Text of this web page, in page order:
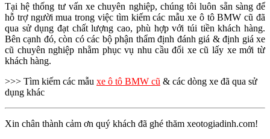
Tại hệ thống tư vấn xe chuyên nghiệp, chúng tôi luôn sẵn sàng để
hỗ trợ người mua trong việc tìm kiếm các mẫu xe ô tô BMW cũ đã
qua sử dụng đạt chất lượng cao, phù hợp với túi tiền khách hàng.
Bên cạnh đó, còn có các bộ phận thẩm định đánh giá & định giá xe
cũ chuyên nghiệp nhằm phục vụ nhu cầu đổi xe cũ lấy xe mới từ
khách hàng.
>>> Tìm kiếm các mẫu xe ô tô BMW cũ & các dòng xe đã qua sử
dụng khác
Xin chân thành cảm ơn quý khách đã ghé thăm xeotogiadinh.com!